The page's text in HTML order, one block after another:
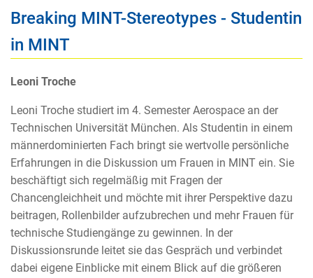
Breaking MINT-Stereotypes - Studentin
in MINT
Leoni Troche
Leoni Troche studiert im 4. Semester Aerospace an der
Technischen Universität München. Als Studentin in einem
männerdominierten Fach bringt sie wertvolle persönliche
Erfahrungen in die Diskussion um Frauen in MINT ein. Sie
beschäftigt sich regelmäßig mit Fragen der
Chancengleichheit und möchte mit ihrer Perspektive dazu
beitragen, Rollenbilder aufzubrechen und mehr Frauen für
technische Studiengänge zu gewinnen. In der
Diskussionsrunde leitet sie das Gespräch und verbindet
dabei eigene Einblicke mit einem Blick auf die größeren